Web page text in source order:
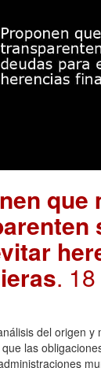
que
.
del origen y
las